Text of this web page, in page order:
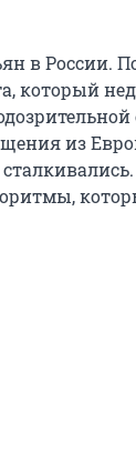
в России.
который
из